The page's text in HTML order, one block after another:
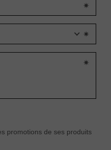
promotions de ses produits